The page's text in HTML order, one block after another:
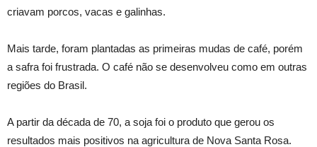
criavam porcos, vacas e galinhas.
Mais tarde, foram plantadas as primeiras mudas de café, porém
a safra foi frustrada. O café não se desenvolveu como em outras
regiões do Brasil.
A partir da década de 70, a soja foi o produto que gerou os
resultados mais positivos na agricultura de Nova Santa Rosa.